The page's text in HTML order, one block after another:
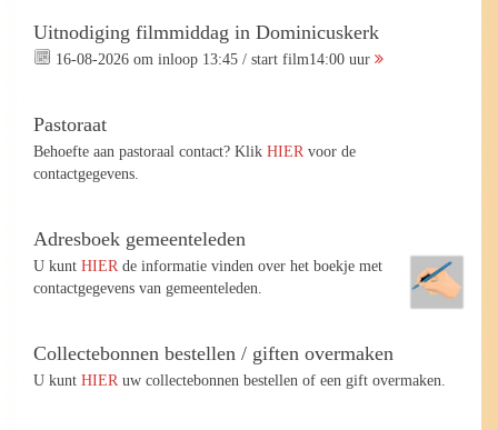
Uitnodiging filmmiddag in Dominicuskerk
16-08-2026 om inloop 13:45 / start film14:00 uur
Pastoraat
Behoefte aan pastoraal contact? Klik HIER voor de
contactgegevens.
Adresboek gemeenteleden
U kunt HIER de informatie vinden over het boekje met
contactgegevens van gemeenteleden.
Collectebonnen bestellen / giften overmaken
U kunt HIER uw collectebonnen bestellen of een gift overmaken.